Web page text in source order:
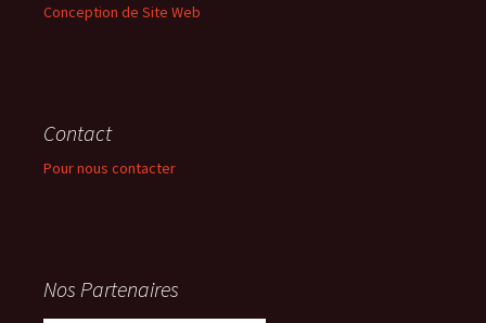
Conception de Site Web
Contact
Pour nous contacter
Nos Partenaires